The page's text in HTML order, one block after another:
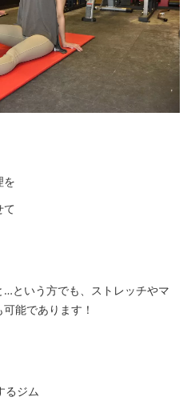
を
て
…という方でも、ストレッチやマ
能であります！
るジム